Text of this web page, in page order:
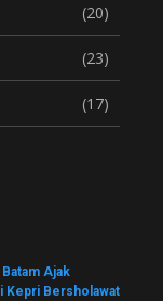
(20)
(23)
(17)
Ajak
Kepri Bersholawat